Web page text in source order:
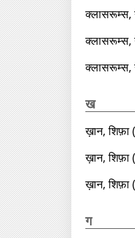
क्लासरूम्‍स,
क्लासरूम्‍स,
क्लासरूम्‍स,
ख
ख़ान, शिफ़ा
ख़ान, शिफ़ा
ख़ान, शिफ़ा
ग